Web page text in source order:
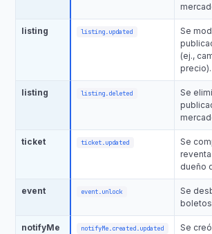
listing listing.updated
Se
(ej.,
precio).
listing listing.deleted
Se
ticket ticket.updated
Se
dueño
event event.unlock
Se
notifyMe notifyMe.created.updated
Se